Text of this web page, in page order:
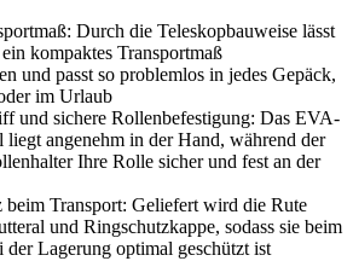
Durch die Teleskopbauweise lässt
kompaktes Transportmaß
und passt so problemlos in jedes Gepäck,
im Urlaub
und sichere Rollenbefestigung: Das EVA-
angenehm in der Hand, während der
Ihre Rolle sicher und fest an der
beim Transport: Geliefert wird die Rute
und Ringschutzkappe, sodass sie beim
der Lagerung optimal geschützt ist